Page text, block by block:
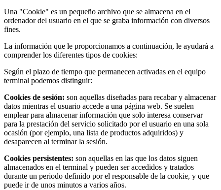
Una "Cookie" es un pequeño archivo que se almacena en el
ordenador del usuario en el que se graba información con diversos
fines.
La información que le proporcionamos a continuación, le ayudará a
comprender los diferentes tipos de cookies:
Según el plazo de tiempo que permanecen activadas en el equipo
terminal podemos distinguir:
Cookies de sesión: son aquellas diseñadas para recabar y almacenar
datos mientras el usuario accede a una página web. Se suelen
emplear para almacenar información que solo interesa conservar
para la prestación del servicio solicitado por el usuario en una sola
ocasión (por ejemplo, una lista de productos adquiridos) y
desaparecen al terminar la sesión.
Cookies persistentes: son aquellas en las que los datos siguen
almacenados en el terminal y pueden ser accedidos y tratados
durante un periodo definido por el responsable de la cookie, y que
puede ir de unos minutos a varios años.